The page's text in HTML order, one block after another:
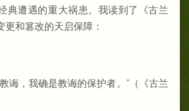
典遭遇的重大祸患。我读到了《古兰
更和篡改的天启保障：
诲，我确是教诲的保护者。”（《古兰